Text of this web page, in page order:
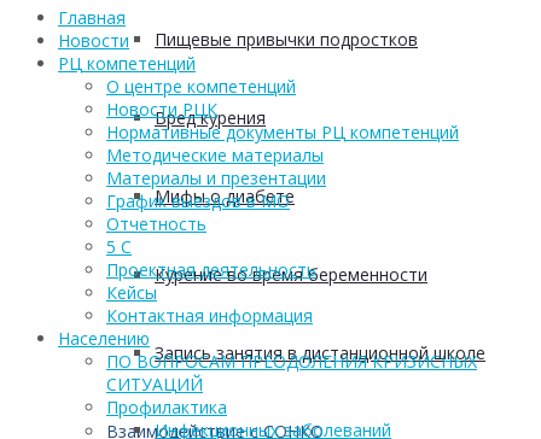
Пищевые привычки подростков
Вред курения
Мифы о диабете
Курение во время беременности
Запись занятия в дистанционной школе
Взаимодействие с СОНКО
Главная
Новости
РЦ компетенций
О центре компетенций
Новости РЦК
Нормативные документы РЦ компетенций
Методические материалы
Материалы и презентации
График выездов в МО
Отчетность
5 С
Проектная деятельность
Кейсы
Контактная информация
Населению
ПО ВОПРОСАМ ПРЕОДОЛЕНИЯ КРИЗИСНЫХ
СИТУАЦИЙ
Профилактика
Инфекционных заболеваний